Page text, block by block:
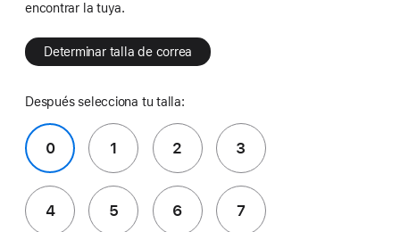
encontrar la tuya.
Determinar talla de correa
Después selecciona tu talla:
0 1 2 3
4 5 6 7